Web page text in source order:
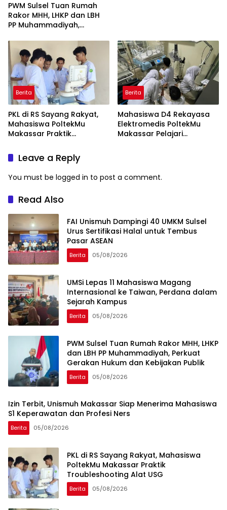
PWM Sulsel Tuan Rumah
Rakor MHH, LHKP dan LBH
PP Muhammadiyah,
dan Kebijakan Publik
Berita
PKL di RS Sayang Rakyat,
Mahasiswa PoltekMu
Makassar Praktik
Berita
Mahasiswa D4 Rekayasa
Elektromedis PoltekMu
Makassar Pelajari
Leave a Reply
You must be logged in to post a comment.
Read Also
FAI Unismuh Dampingi 40 UMKM Sulsel
Urus Sertifikasi Halal untuk Tembus
Pasar ASEAN
Berita 05/08/2026
UMSi Lepas 11 Mahasiswa Magang
Internasional ke Taiwan, Perdana dalam
Sejarah Kampus
Berita 05/08/2026
PWM Sulsel Tuan Rumah Rakor MHH, LHKP
dan LBH PP Muhammadiyah, Perkuat
Gerakan Hukum dan Kebijakan Publik
Berita 05/08/2026
Izin Terbit, Unismuh Makassar Siap Menerima Mahasiswa
S1 Keperawatan dan Profesi Ners
Berita 05/08/2026
PKL di RS Sayang Rakyat, Mahasiswa
PoltekMu Makassar Praktik
Troubleshooting Alat USG
Berita 05/08/2026